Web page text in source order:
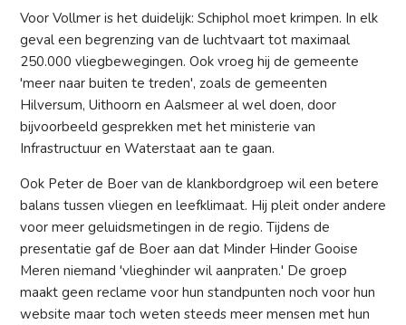
Voor Vollmer is het duidelijk: Schiphol moet krimpen. In elk
geval een begrenzing van de luchtvaart tot maximaal
250.000 vliegbewegingen. Ook vroeg hij de gemeente
'meer naar buiten te treden', zoals de gemeenten
Hilversum, Uithoorn en Aalsmeer al wel doen, door
bijvoorbeeld gesprekken met het ministerie van
Infrastructuur en Waterstaat aan te gaan.
Ook Peter de Boer van de klankbordgroep wil een betere
balans tussen vliegen en leefklimaat. Hij pleit onder andere
voor meer geluidsmetingen in de regio. Tijdens de
presentatie gaf de Boer aan dat Minder Hinder Gooise
Meren niemand 'vlieghinder wil aanpraten.' De groep
maakt geen reclame voor hun standpunten noch voor hun
website maar toch weten steeds meer mensen met hun